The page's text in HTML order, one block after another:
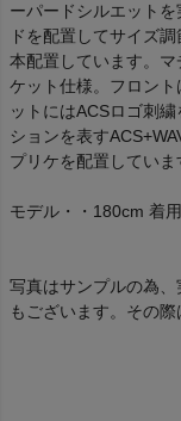
ーパードシルエット
ドを配置してサイズ
本配置しています。
ケット仕様。フロン
ットにはACSロゴ刺
ションを表す
プリケを配置していま
モデル・・180cm 着
写真はサンプルの為
もございます。その際